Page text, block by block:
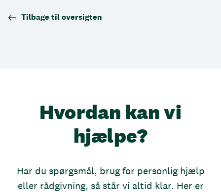
Tilbage til oversigten
Hvordan kan vi
hjælpe?
Har du spørgsmål, brug for personlig hjælp
eller rådgivning, så står vi altid klar. Her er